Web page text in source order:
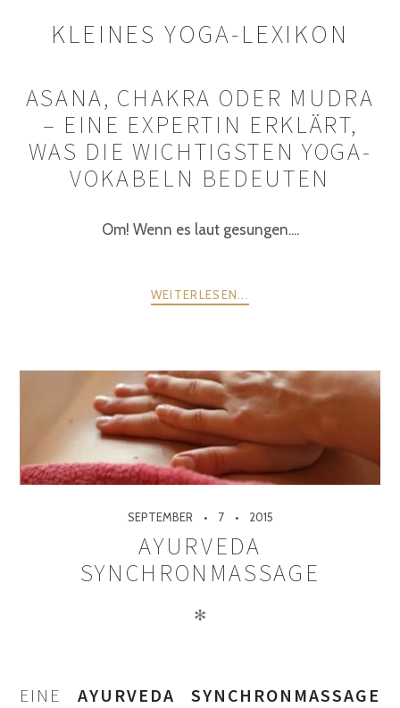
KLEINES YOGA-LEXIKON
ASANA, CHAKRA ODER MUDRA
– EINE EXPERTIN ERKLÄRT,
WAS DIE WICHTIGSTEN YOGA-
VOKABELN BEDEUTEN
Om! Wenn es laut gesungen....
WEITERLESEN...
SEPTEMBER 7 2015
AYURVEDA
SYNCHRONMASSAGE
✻
EINE AYURVEDA SYNCHRONMASSAGE